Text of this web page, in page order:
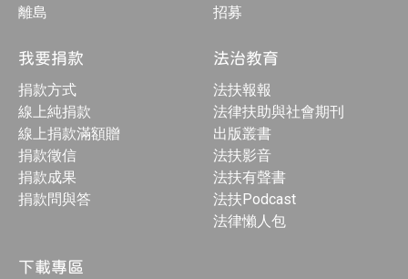
離島
招募
我要捐款
捐款方式
線上純捐款
線上捐款滿額贈
捐款徵信
捐款成果
捐款問與答
法治教育
法扶報報
法律扶助與社會期刊
出版叢書
法扶影音
法扶有聲書
法扶Podcast
法律懶人包
下載專區